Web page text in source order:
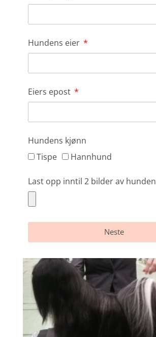
Hundens eier
Eiers epost
Hundens kjønn
Tispe
Hannhund
Last opp inntil 2 bilder av hunden
Neste